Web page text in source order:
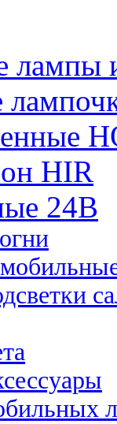
лампы
HIR
24B